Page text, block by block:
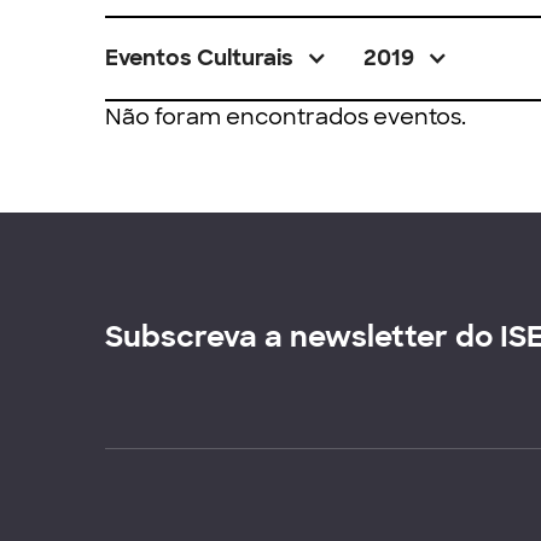
Eventos Culturais 2019
Não foram encontrados eventos.
Subscreva a newsletter do